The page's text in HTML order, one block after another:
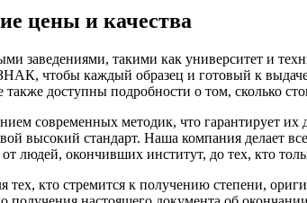
цены и качества
заведениями, такими как университет и
чтобы каждый образец и готовый к
также доступны подробности о том, сколько
современных методик, что гарантирует
высокий стандарт. Наша компания
от людей, окончивших институт, до тех, кто
кто стремится к получению степени,